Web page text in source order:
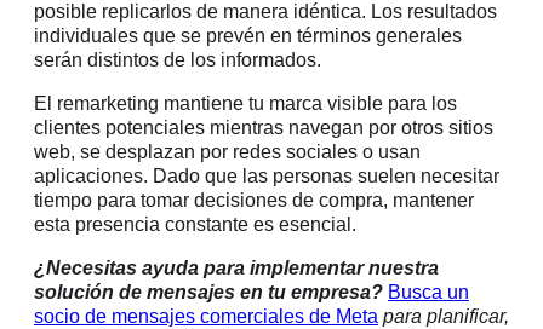
posible replicarlos de manera idéntica. Los resultados
individuales que se prevén en términos generales
serán distintos de los informados.
El remarketing mantiene tu marca visible para los
clientes potenciales mientras navegan por otros sitios
web, se desplazan por redes sociales o usan
aplicaciones. Dado que las personas suelen necesitar
tiempo para tomar decisiones de compra, mantener
esta presencia constante es esencial.
¿Necesitas ayuda para implementar nuestra
solución de mensajes en tu empresa? Busca un
socio de mensajes comerciales de Meta para planificar,